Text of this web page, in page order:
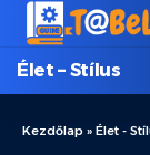
Élet – Stílus
Kezdőlap » Élet -